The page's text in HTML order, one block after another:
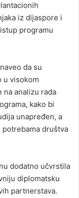
iz dijaspore i
programu
da su
u visokom
na analizu rada
kako bi
unapređen, a
društva
dodatno učvrstila
diplomatsku
partnerstava.